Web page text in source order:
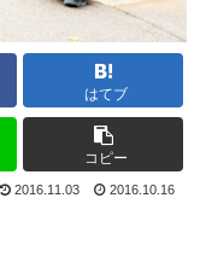
はてブ
コピー
2016.11.03 2016.10.16